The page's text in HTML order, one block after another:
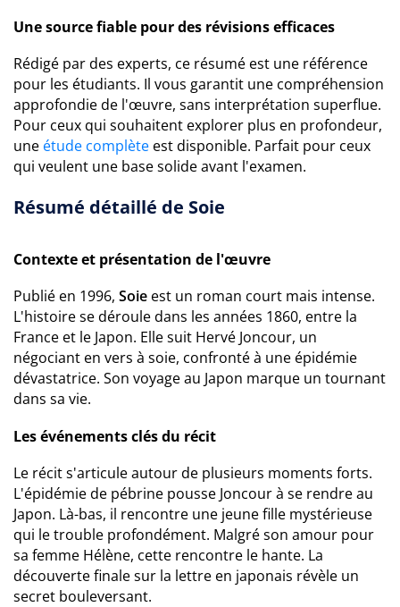
Une source fiable pour des révisions efficaces
Rédigé par des experts, ce résumé est une référence
pour les étudiants. Il vous garantit une compréhension
approfondie de l'œuvre, sans interprétation superflue.
Pour ceux qui souhaitent explorer plus en profondeur,
une étude complète est disponible. Parfait pour ceux
qui veulent une base solide avant l'examen.
Résumé détaillé de Soie
Contexte et présentation de l'œuvre
Publié en 1996, Soie est un roman court mais intense.
L'histoire se déroule dans les années 1860, entre la
France et le Japon. Elle suit Hervé Joncour, un
négociant en vers à soie, confronté à une épidémie
dévastatrice. Son voyage au Japon marque un tournant
dans sa vie.
Les événements clés du récit
Le récit s'articule autour de plusieurs moments forts.
L'épidémie de pébrine pousse Joncour à se rendre au
Japon. Là-bas, il rencontre une jeune fille mystérieuse
qui le trouble profondément. Malgré son amour pour
sa femme Hélène, cette rencontre le hante. La
découverte finale sur la lettre en japonais révèle un
secret bouleversant.